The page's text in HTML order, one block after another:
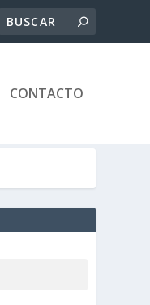
CONTACTO